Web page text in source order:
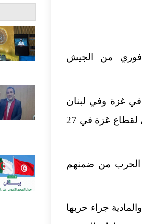
الجيش
إسرائيليا في غزة وفي لبنان
وقرب حدودها، من بينهم 368 منذ بداية الاجتياح البري لقطاع غزة في 27
بداية الحرب من ضمنهم
جراء حربها